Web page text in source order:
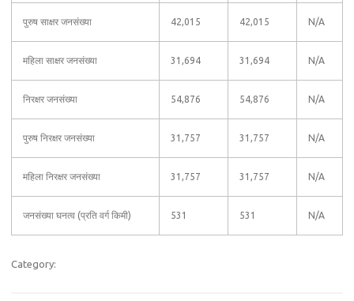
पुरुष साक्षर जनसंख्या 42,015 42,015 N/A
महिला साक्षर जनसंख्या 31,694 31,694 N/A
निरक्षर जनसंख्या 54,876 54,876 N/A
पुरुष निरक्षर जनसंख्या 31,757 31,757 N/A
महिला निरक्षर जनसंख्या 31,757 31,757 N/A
जनसंख्या घनत्व (प्रति वर्ग किमी) 531 531 N/A
Category: